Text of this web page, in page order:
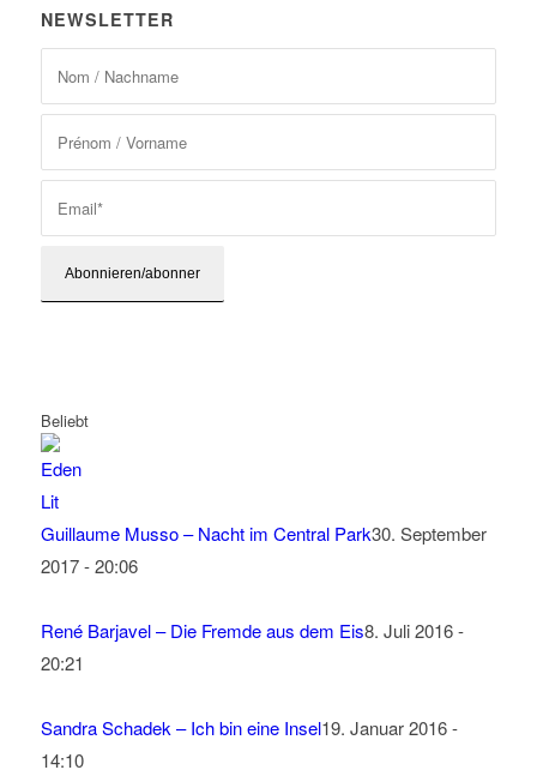
NEWSLETTER
Beliebt
Guillaume Musso – Nacht im Central Park30. September
2017 - 20:06
René Barjavel – Die Fremde aus dem Eis8. Juli 2016 -
20:21
Sandra Schadek – Ich bin eine Insel19. Januar 2016 -
14:10